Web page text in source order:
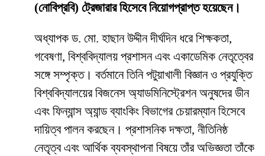
(নোবিপ্রবি) ট্রেজারার হিসেবে নিয়োগপ্রাপ্ত হয়েছেন।
অধ্যাপক ড. মো. হাছান উদ্দীন দীর্ঘদিন ধরে শিক্ষকতা,
গবেষণা, বিশ্ববিদ্যালয় প্রশাসন এবং একাডেমিক নেতৃত্বের
সঙ্গে সম্পৃক্ত। বর্তমানে তিনি পটুয়াখালী বিজ্ঞান ও প্রযুক্তি
বিশ্ববিদ্যালয়ের বিজনেস অ্যাডমিনিস্ট্রেশন অনুষদের ডীন
এবং ফিন্যান্স অ্যান্ড ব্যাংকিং বিভাগের চেয়ারম্যান হিসেবে
দায়িত্ব পালন করছেন। প্রশাসনিক দক্ষতা, নীতিনিষ্ঠ
নেতৃত্ব এবং আর্থিক ব্যবস্থাপনা বিষয়ে তাঁর অভিজ্ঞতা তাঁকে